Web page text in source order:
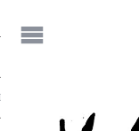
KLAK ?